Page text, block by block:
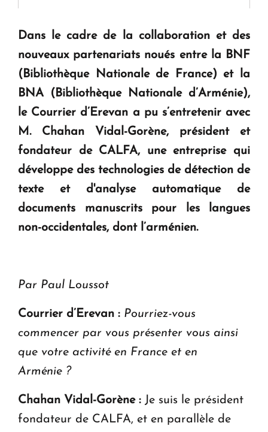
en Arménie
Le premier hôtel Hyatt Regency d'Arménie
ouvrira ses portes à Dilijan
Dans le cadre de la collaboration et des
nouveaux partenariats noués entre la BNF
(Bibliothèque Nationale de France) et la
BNA (Bibliothèque Nationale d’Arménie),
le Courrier d’Erevan a pu s’entretenir avec
M. Chahan Vidal-Gorène, président et
fondateur de CALFA, une entreprise qui
développe des technologies de détection de
texte et d'analyse automatique de
documents manuscrits pour les langues
non-occidentales, dont l’arménien.
Par Paul Loussot
Courrier d’Erevan : Pourriez-vous
commencer par vous présenter vous ainsi
que votre activité en France et en
Arménie ?
Chahan Vidal-Gorène : Je suis le président
fondateur de CALFA, et en parallèle de